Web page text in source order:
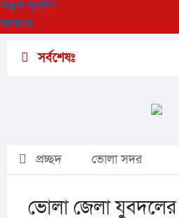
সড়ক দুর্ঘটনা
অপরাধ
সর্বশেষঃ
প্রচ্ছদ ভোলা সদর
ভোলা জেলা